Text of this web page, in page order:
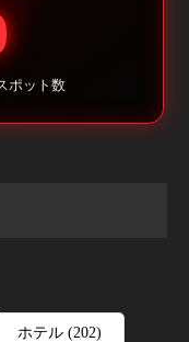
ポット数
ホテル (202)